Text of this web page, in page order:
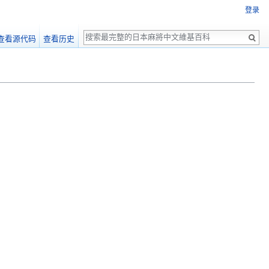
登录
看源代码 查看历史
搜
索